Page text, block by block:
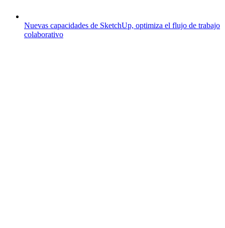
Nuevas capacidades de SketchUp, optimiza el flujo de trabajo
colaborativo